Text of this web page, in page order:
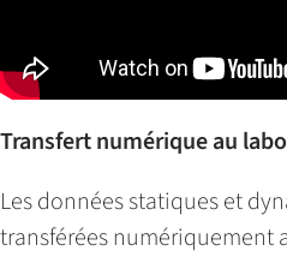
Transfert numérique au
Les données statiques et
transférées numériquement